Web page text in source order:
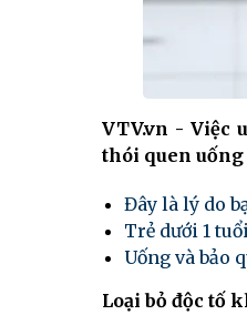
VTV.vn - Việc
thói quen
Đây là lý do
Trẻ dưới 1
Uống và bảo
Loại bỏ độc tố